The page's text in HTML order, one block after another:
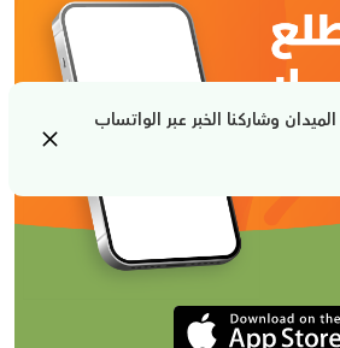
وشاركنا الخبر عبر الواتساب